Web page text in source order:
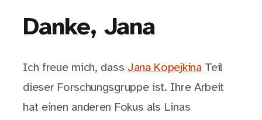
Danke, Jana
Ich freue mich, dass Jana KopejkinaTeil
dieser Forschungsgruppe ist. Ihre Arbeit
hat einen anderen Fokus als Linas